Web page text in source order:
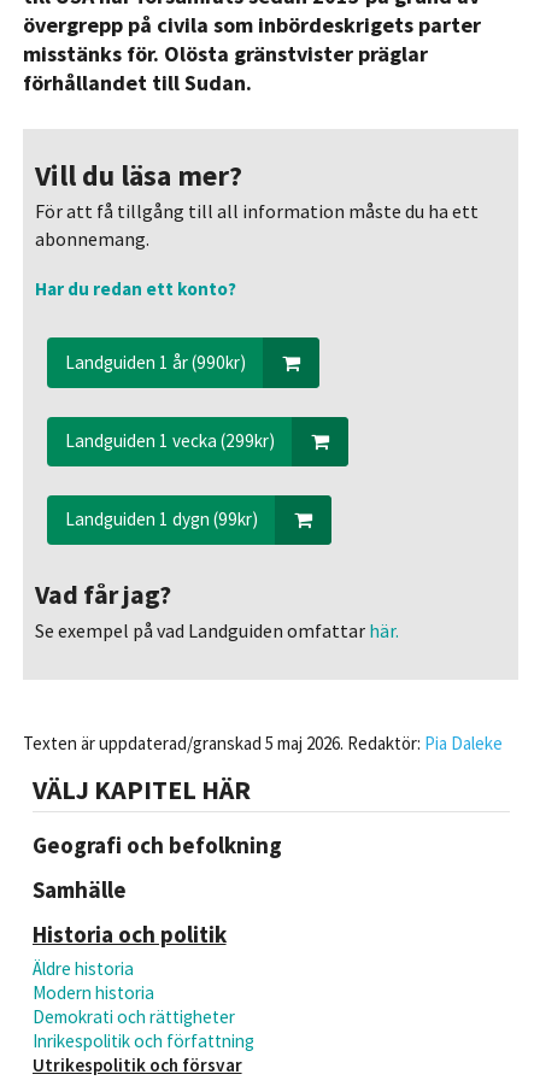
övergrepp på civila som inbördeskrigets parter
misstänks för. Olösta gränstvister präglar
förhållandet till Sudan.
Vill du läsa mer?
För att få tillgång till all information måste du ha ett
abonnemang.
Har du redan ett konto?
Landguiden 1 år (990kr)
Landguiden 1 vecka (299kr)
Landguiden 1 dygn (99kr)
Vad får jag?
Se exempel på vad Landguiden omfattarhär.
Texten är uppdaterad/granskad 5 maj 2026. Redaktör: Pia Daleke
VÄLJ KAPITEL HÄR
Geografi och befolkning
Samhälle
Historia och politik
Äldre historia
Modern historia
Demokrati och rättigheter
Inrikespolitik och författning
Utrikespolitik och försvar